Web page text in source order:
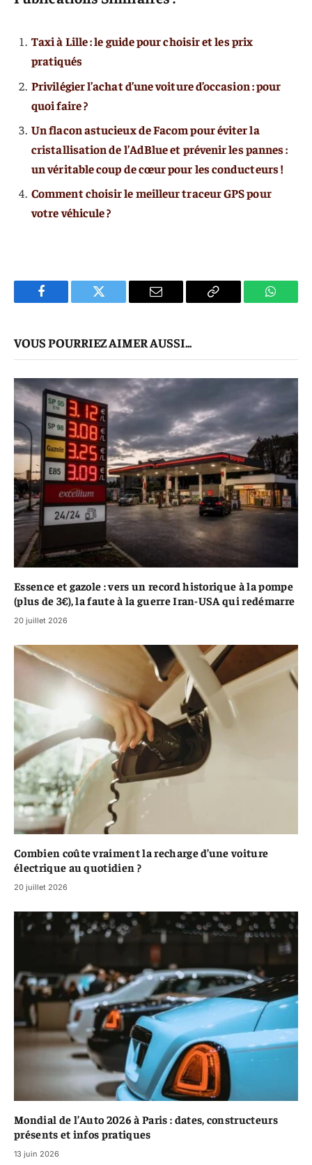
Taxi à Lille : le guide pour choisir et les prix
pratiqués
Privilégier l’achat d’une voiture d’occasion : pour
quoi faire ?
Un flacon astucieux de Facom pour éviter la
cristallisation de l’AdBlue et prévenir les pannes :
un véritable coup de cœur pour les conducteurs !
Comment choisir le meilleur traceur GPS pour
votre véhicule ?
Facebook Twitter
E-
Copier
VOUS POURRIEZ AIMER AUSSI...
Essence et gazole : vers un record historique à la pompe
(plus de 3€), la faute à la guerre Iran-USA qui redémarre
20 juillet 2026
Combien coûte vraiment la recharge d’une voiture
électrique au quotidien ?
20 juillet 2026
Mondial de l’Auto 2026 à Paris : dates, constructeurs
présents et infos pratiques
13 juin 2026